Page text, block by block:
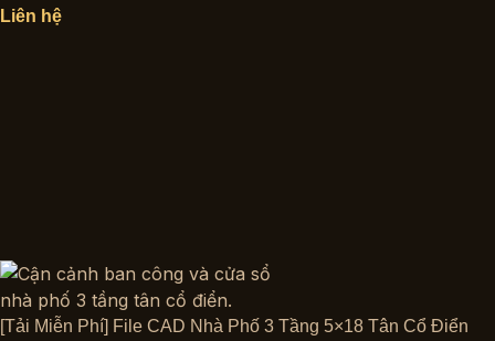
Liên hệ
[Tải Miễn Phí] File CAD Nhà Phố 3 Tầng 5×18 Tân Cổ Điển